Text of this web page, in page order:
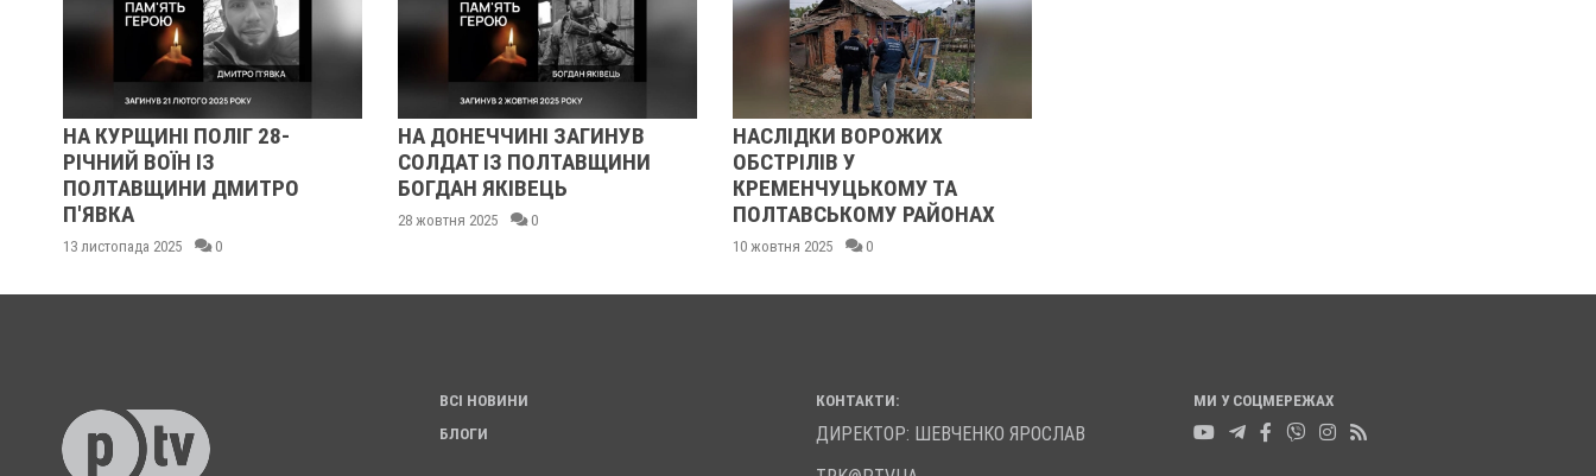
КУРЩИНІ ПОЛІГ 28-
ВОЇН ІЗ
ДМИТРО
листопада 2025 0
НА ДОНЕЧЧИНІ ЗАГИНУВ
СОЛДАТ ІЗ ПОЛТАВЩИНИ
БОГДАН ЯКІВЕЦЬ
28 жовтня 2025 0
НАСЛІДКИ ВОРОЖИХ
ОБСТРІЛІВ У
КРЕМЕНЧУЦЬКОМУ ТА
ПОЛТАВСЬКОМУ РАЙОНАХ
10 жовтня 2025 0
ВСІ НОВИНИ
БЛОГИ
КОНТАКТИ:
ДИРЕКТОР: ШЕВЧЕНКО ЯРОСЛАВ
МИ У СОЦМЕРЕЖАХ